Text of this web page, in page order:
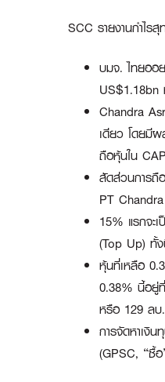
SCC รายงานกำไ
บมจ. ไทยออ
US$1.18bn
Chandra
เดียว โดยมี
ถือหุ้นใน
สัดส่วนการถื
PT
15% แรกจะ
(Top Up) ทั้
หุ้นที่เหลือ
0.38% นี้อยู่
หรือ 129 ลบ.
การจัดหาเงิน
(GPSC, “ซื้